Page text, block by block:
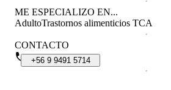
ME ESPECIALIZO EN...
AdultoTrastornos alimenticios TCA
CONTACTO
+56 9 9491 5714